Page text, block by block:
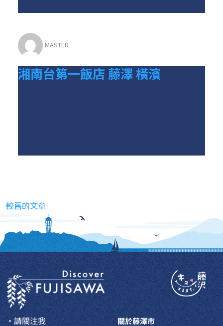
MASTER
湘南台第一飯店 藤澤 橫濱
文章導覽
較舊的文章
關於藤澤市
・請關注我